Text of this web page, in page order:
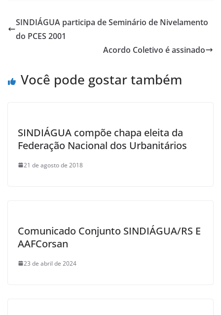
e
b
k
s
A
er e
SINDIÁGUA participa de Seminário de Nivelamento
do PCES 2001
Acordo Coletivo é assinado
Você pode gostar também
SINDIÁGUA compõe chapa eleita da
Federação Nacional dos Urbanitários
21 de agosto de 2018
Comunicado Conjunto SINDIÁGUA/RS E
AAFCorsan
23 de abril de 2024